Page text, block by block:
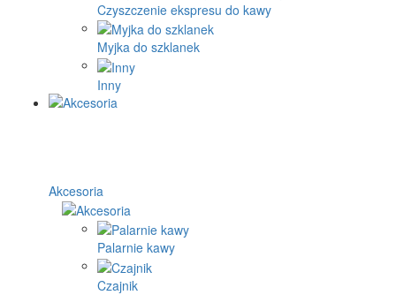
Czyszczenie ekspresu do kawy
Myjka do szklanek
Inny
Akcesoria
Palarnie kawy
Czajnik